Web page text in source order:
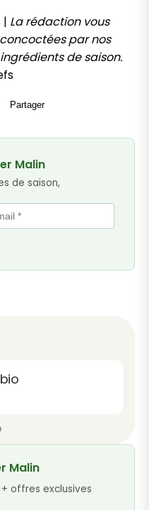
| La rédaction vous
par nos
de saison.
Partager
Malin
de saison,
Malin
offres exclusives